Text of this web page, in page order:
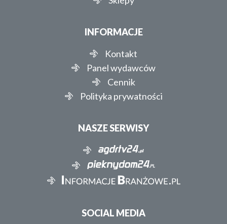
INFORMACJE
Kontakt
Panel wydawców
Cennik
Polityka prywatności
NASZE SERWISY
SOCIAL MEDIA